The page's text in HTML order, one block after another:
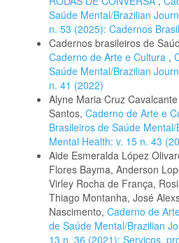
Saúde Mental/Brazilian
n. 53 (2025): Cadernos
Cadernos brasileiros de
Caderno de Arte e Cultura ,
Saúde Mental/Brazilian
n. 41 (2022)
Alyne Maria Cruz
Santos, Caderno de Arte e
Brasileiros de Saúde
Mental Health: v. 15 n. 43
Aide Esmeralda López
Flores Bayma, Anderson
Virley Rocha de França,
Thiago Montanha, José
Nascimento, Caderno de
de Saúde Mental/Brazilian
13 n. 36 (2021): Serviços,